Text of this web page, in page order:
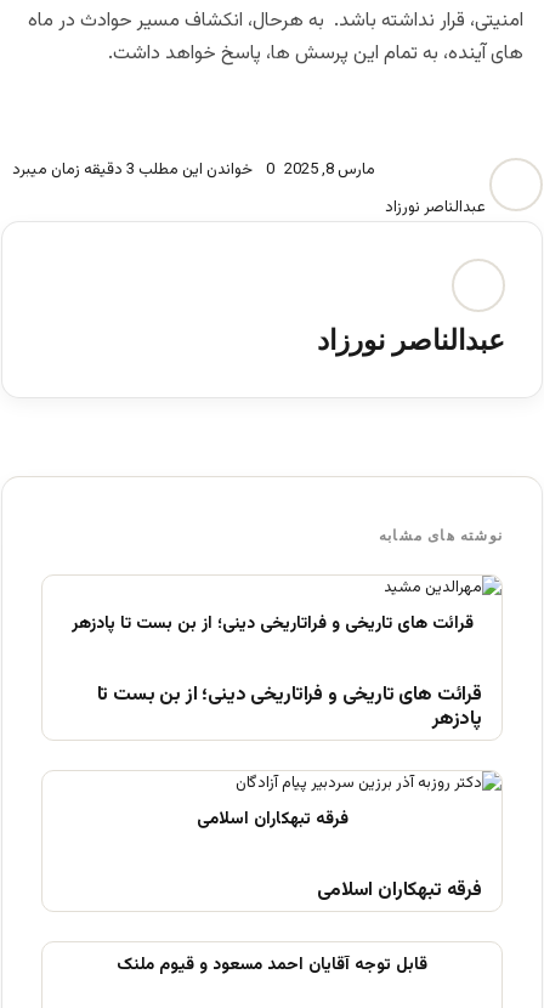
امنیتی، قرار نداشته باشد. به هرحال، انکشاف مسیر حوادث در ماه
های آینده، به تمام این پرسش ها، پاسخ خواهد داشت.
عبدالناصر نورزاد
مارس 8, 2025 0 خواندن این مطلب 3 دقیقه زمان میبرد
عبدالناصر نورزاد
نوشته های مشابه
قرائت های تاریخی و فراتاریخی دینی؛ از بن بست تا
پادزهر
فرقه تبهکاران اسلامی